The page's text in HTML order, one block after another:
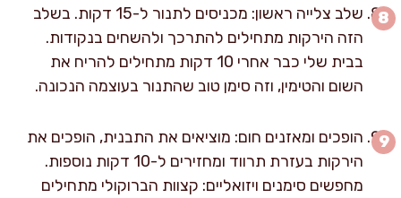
שלב צלייה ראשון: מכניסים לתנור ל-15 דקות. בשלב
הזה הירקות מתחילים להתרכך ולהשחים בנקודות.
בבית שלי כבר אחרי 10 דקות מתחילים להריח את
השום והטימין, וזה סימן טוב שהתנור בעוצמה הנכונה.
הופכים ומאזנים חום: מוציאים את התבנית, הופכים את
הירקות בעזרת תרווד ומחזירים ל-10 דקות נוספות.
מחפשים סימנים ויזואליים: קצוות הברוקולי מתחילים